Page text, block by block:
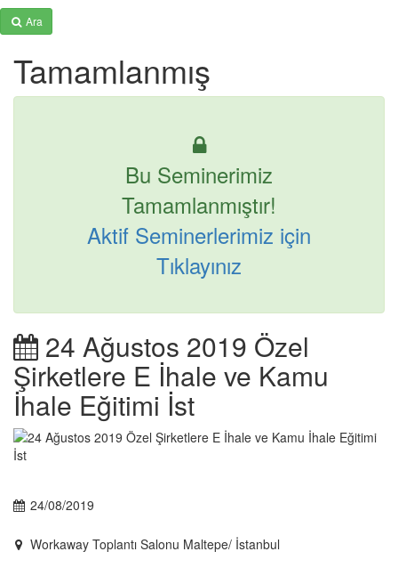
Ara
Tamamlanmış
Bu Seminerimiz
Tamamlanmıştır!
Aktif Seminerlerimiz için
Tıklayınız
24 Ağustos 2019 Özel
Şirketlere E İhale ve Kamu
İhale Eğitimi İst
24/08/2019
Workaway Toplantı Salonu Maltepe/ İstanbul